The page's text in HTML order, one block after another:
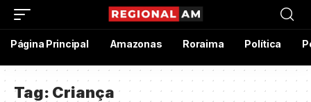
Página Principal Amazonas Roraima Política
Tag: Criança